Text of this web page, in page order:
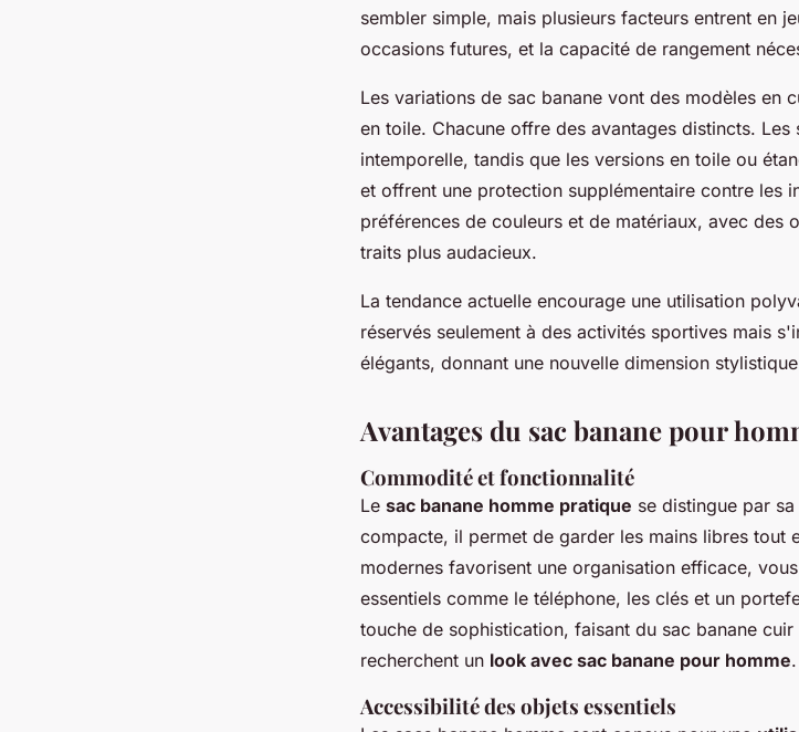
sembler simple, mais plusieurs facteurs entrent en
occasions futures, et la capacité de rangement
Les variations de sac banane vont des modèles en
en toile. Chacune offre des avantages distincts.
intemporelle, tandis que les versions en toile ou
et offrent une protection supplémentaire contre les
préférences de couleurs et de matériaux, avec des
traits plus audacieux.
La tendance actuelle encourage une utilisation
réservés seulement à des activités sportives mais
élégants, donnant une nouvelle dimension
Avantages du sac banane pour
Commodité et fonctionnalité
Le sac banane homme pratique se distingue par
compacte, il permet de garder les mains libres tout
modernes favorisent une organisation efficace,
essentiels comme le téléphone, les clés et un
touche de sophistication, faisant du sac banane
recherchent un look avec sac banane pour homme.
Accessibilité des objets essentiels